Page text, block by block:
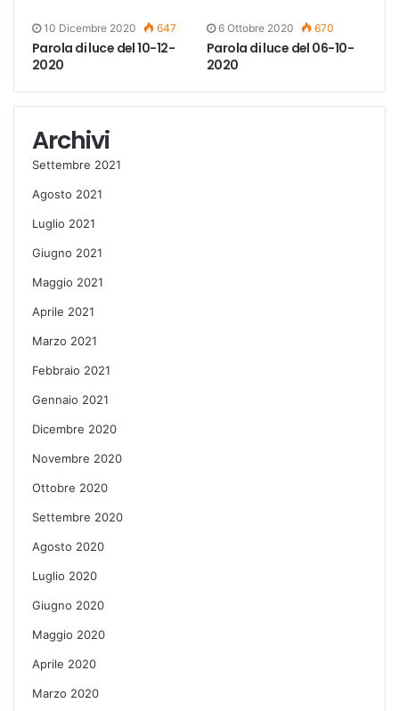
10 Dicembre 2020 647
Parola di luce del 10-12-
2020
6 Ottobre 2020 670
Parola di luce del 06-10-
2020
Archivi
Settembre 2021
Agosto 2021
Luglio 2021
Giugno 2021
Maggio 2021
Aprile 2021
Marzo 2021
Febbraio 2021
Gennaio 2021
Dicembre 2020
Novembre 2020
Ottobre 2020
Settembre 2020
Agosto 2020
Luglio 2020
Giugno 2020
Maggio 2020
Aprile 2020
Marzo 2020